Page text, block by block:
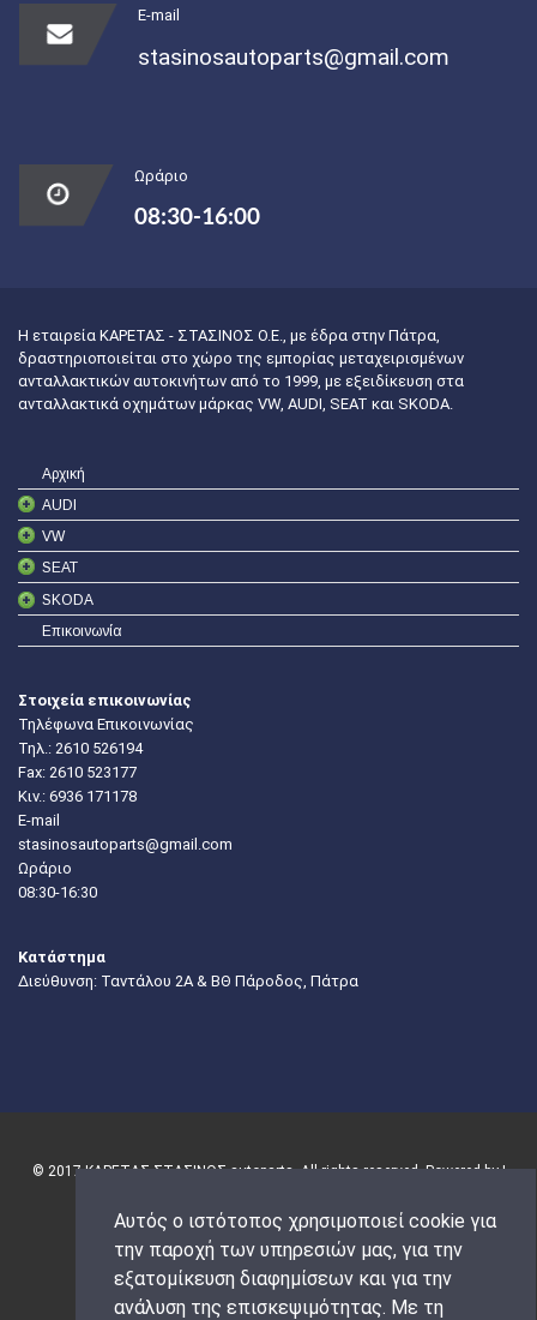
Αυτός ο ιστότοπος χρησιμοποιεί cookie για
την παροχή των υπηρεσιών μας, για την
εξατομίκευση διαφημίσεων και για την
ανάλυση της επισκεψιμότητας. Με τη
E-mail
stasinosautoparts@gmail.com
Ωράριο
08:30-16:00
Η εταιρεία ΚΑΡΕΤΑΣ - ΣΤΑΣΙΝΟΣ Ο.Ε., με έδρα στην Πάτρα,
δραστηριοποιείται στο χώρο της εμπορίας μεταχειρισμένων
ανταλλακτικών αυτοκινήτων από το 1999, με εξειδίκευση στα
ανταλλακτικά οχημάτων μάρκας VW, AUDI, SEAT και SKODA.
Αρχική
AUDI
VW
SEAT
SKODA
Επικοινωνία
Στοιχεία επικοινωνίας
Τηλέφωνα Επικοινωνίας
Τηλ.: 2610 526194
Fax: 2610 523177
Κιν.: 6936 171178
E-mail
stasinosautoparts@gmail.com
Ωράριο
08:30-16:30
Κατάστημα
Διεύθυνση: Ταντάλου 2Α & ΒΘ Πάροδος, Πάτρα
© 2017 ΚΑΡΕΤΑΣ-ΣΤΑΣΙΝΟΣ autoparts. All rights reserved. Powered by |